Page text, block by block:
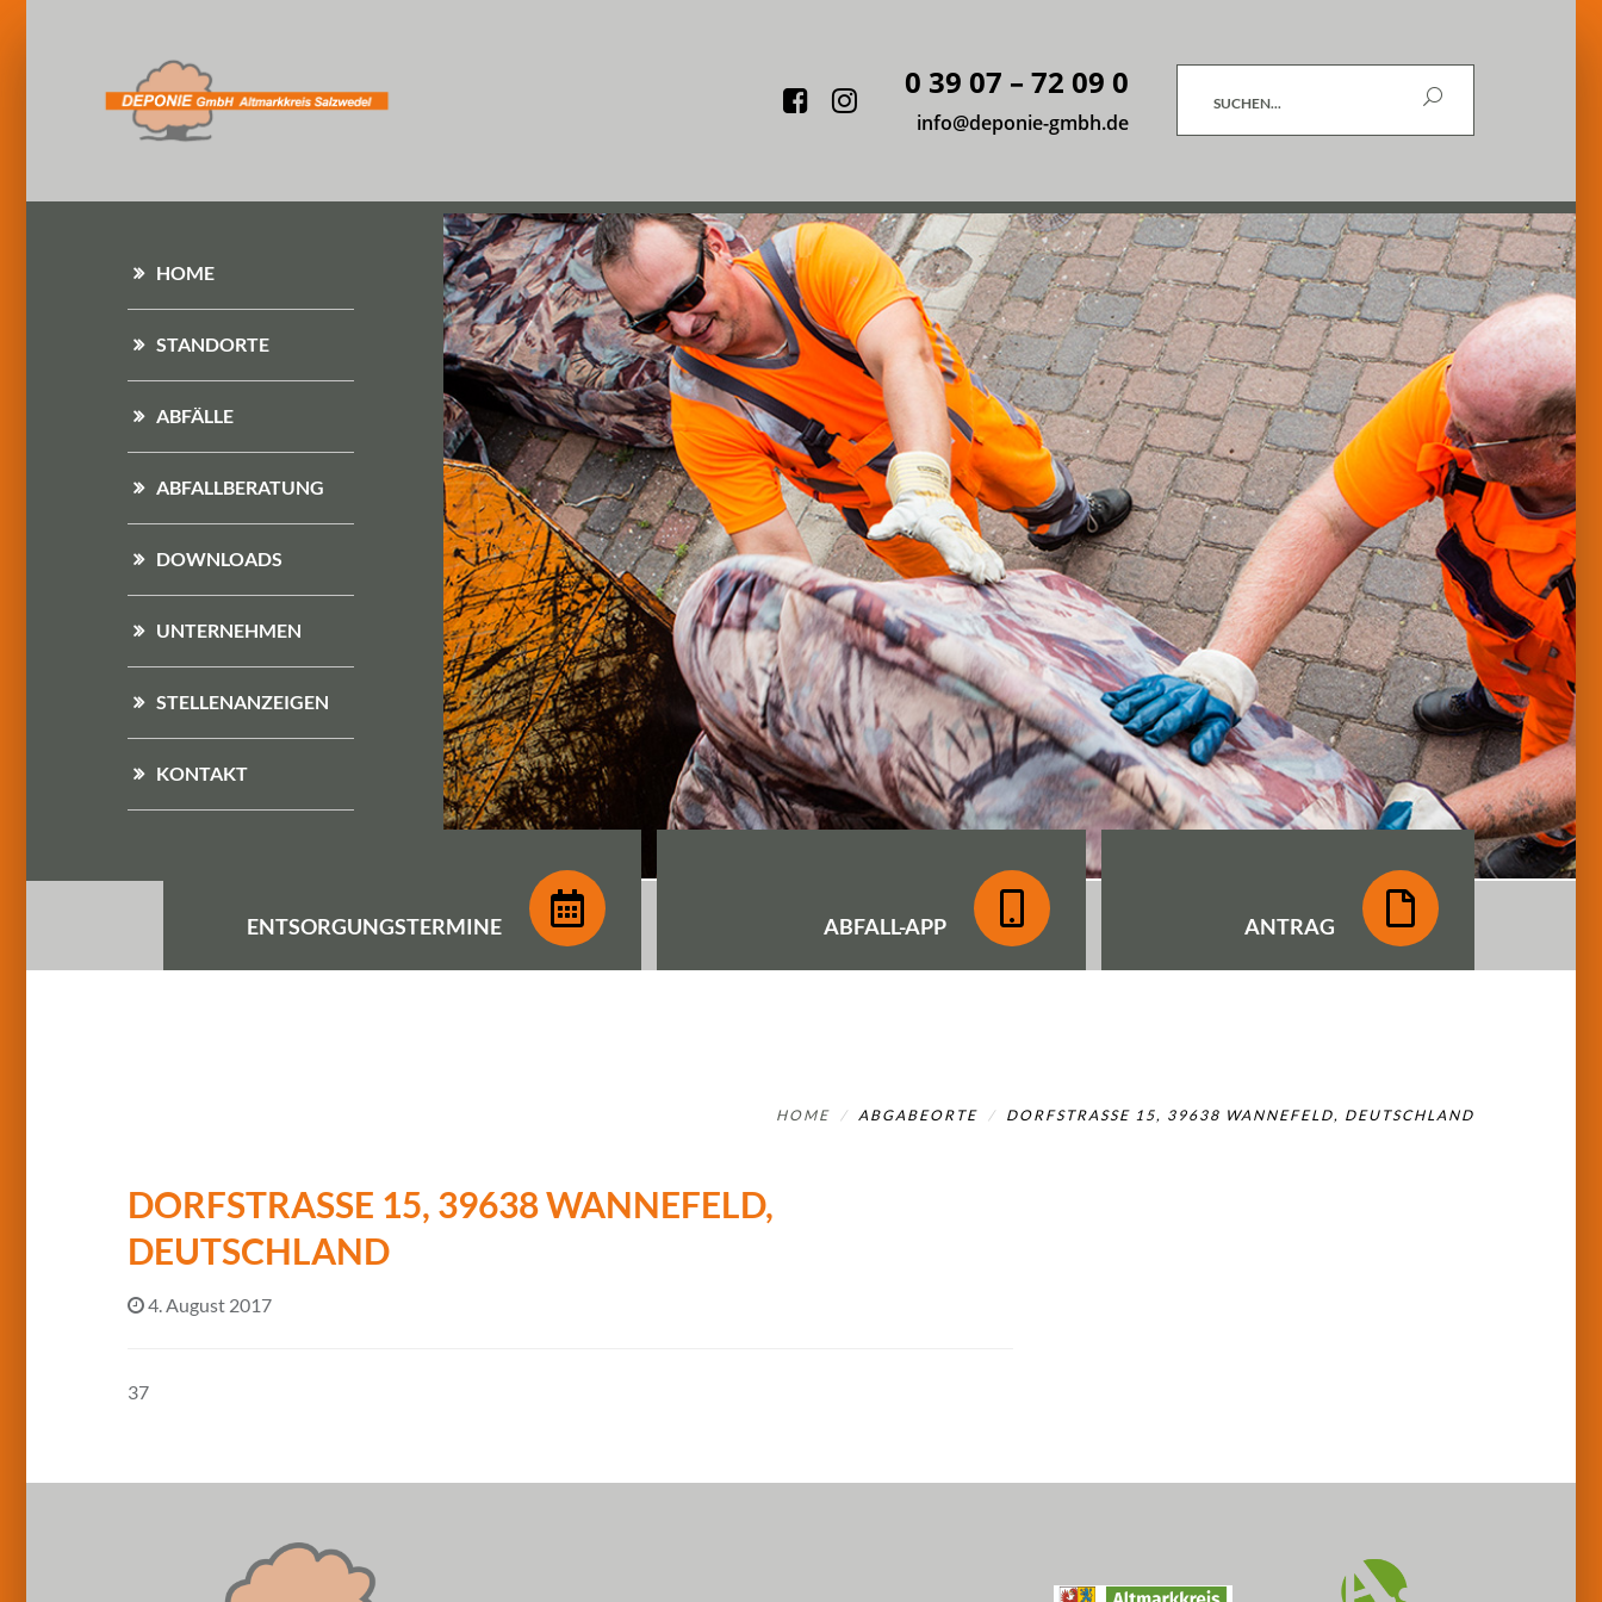
Facebook
Instagram
0 39 07 – 72 09 0
info@deponie-gmbh.de
Suchen
HOME
STANDORTE
ABFÄLLE
ABFALLBERATUNG
DOWNLOADS
UNTERNEHMEN
STELLENANZEIGEN
KONTAKT
ENTSORGUNGSTERMINE ABFALL-APP ANTRAG
HOME ABGABEORTE DORFSTRASSE 15, 39638 WANNEFELD, DEUTSCHLAND
DORFSTRASSE 15, 39638 WANNEFELD, D
EUTSCHLAND
4. August 2017
37